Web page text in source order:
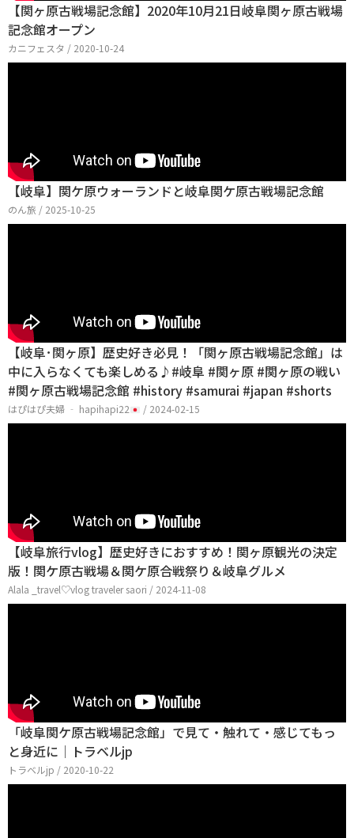
【関ヶ原古戦場記念館】2020年10月21日岐阜関ヶ原古戦場
記念館オープン
カニフェスタ / 2020-10-24
【岐阜】関ケ原ウォーランドと岐阜関ケ原古戦場記念館
のん旅 / 2025-10-25
【岐阜･関ヶ原】歴史好き必見！「関ヶ原古戦場記念館」は
中に入らなくても楽しめる♪#岐阜 #関ヶ原 #関ヶ原の戦い
#関ヶ原古戦場記念館 #history #samurai #japan #shorts
はぴはぴ夫婦 ‐ hapihapi22 / 2024-02-15
【岐阜旅行vlog】歴史好きにおすすめ！関ヶ原観光の決定
版！関ケ原古戦場＆関ケ原合戦祭り＆岐阜グルメ
Alala _travel♡vlog traveler saori / 2024-11-08
「岐阜関ケ原古戦場記念館」で見て・触れて・感じてもっ
と身近に│トラベルjp
トラベルjp / 2020-10-22